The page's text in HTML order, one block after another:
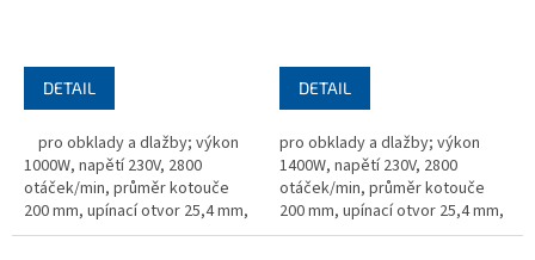
DETAIL
pro obklady a dlažby; výkon
1000W, napětí 230V, 2800
otáček/min, průměr kotouče
200 mm, upínací otvor 25,4 mm,
960x560x470 mm, hmotnost 34
DETAIL
pro obklady a dlažby; výkon
1400W, napětí 230V, 2800
otáček/min, průměr kotouče
200 mm, upínací otvor 25,4 mm,
rozměr 1620x625x490 mm,